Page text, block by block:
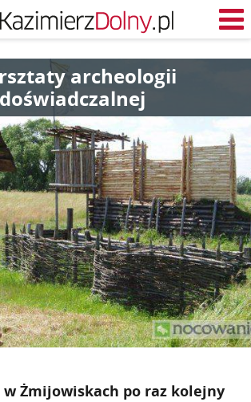
archeologii
doświadczalnej
w Żmijowiskach po raz kolejny